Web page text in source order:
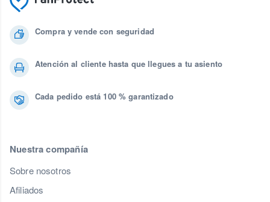
Compra y vende con seguridad
Atención al cliente hasta que llegues a tu asiento
Cada pedido está 100 % garantizado
Nuestra compañía
Sobre nosotros
Afiliados